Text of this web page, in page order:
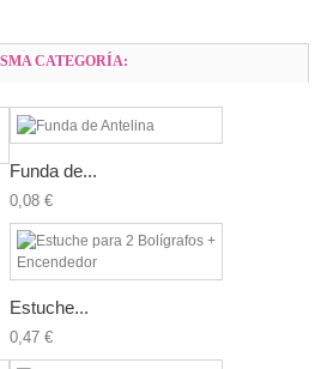
CATEGORÍA:
Funda de...
0,08 €
Estuche...
0,47 €